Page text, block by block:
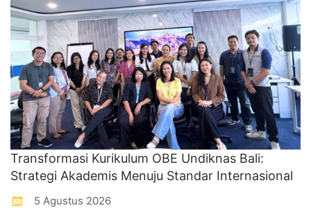
Transformasi Kurikulum OBE Undiknas Bali:
Strategi Akademis Menuju Standar Internasional
5 Agustus 2026